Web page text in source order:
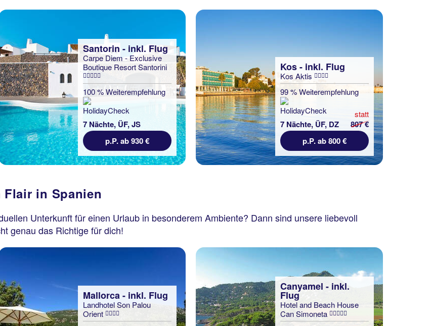
Santorin - inkl. Flug
Carpe Diem - Exclusive
Boutique Resort Santorini
100 % Weiterempfehlung
7 Nächte, ÜF, JS
p.P. ab 930 €
Kos - inkl. Flug
Kos Aktis
99 % Weiterempfehlung
7 Nächte, ÜF, DZ
statt
807 €
p.P. ab 800 €
in Spanien
Unterkunft für einen Urlaub in besonderem Ambiente? Dann sind unsere liebevoll
genau das Richtige für dich!
Mallorca - inkl. Flug
Landhotel Son Palou
Orient
Canyamel - inkl.
Flug
Hotel and Beach House
Can Simoneta